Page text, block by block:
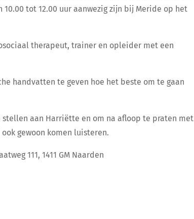
tot 12.00 uur aanwezig zijn bij Meride op het
therapeut, trainer en opleider met een
handvatten te geven hoe het beste om te gaan
aan Harriëtte en om na afloop te praten met
gewoon komen luisteren.
111, 1411 GM Naarden